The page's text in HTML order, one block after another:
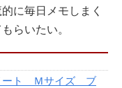
に毎日メモしまく
らいたい。
ート Ｍサイズ ブ